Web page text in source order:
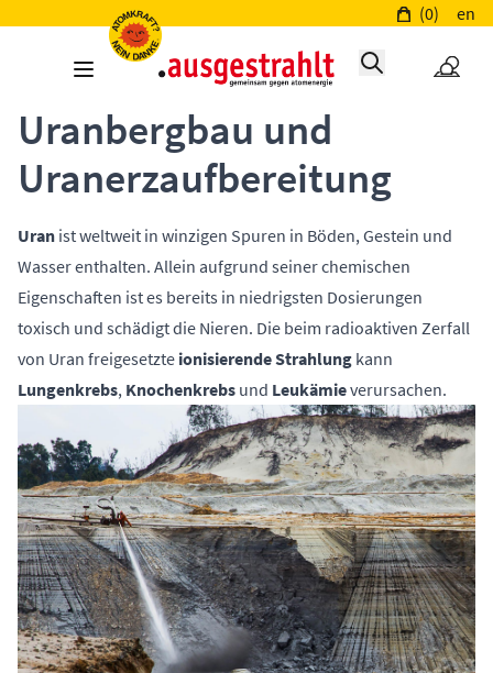
(0) en
Uranbergbau und
Uranerzaufbereitung
Uran ist weltweit in winzigen Spuren in Böden, Gestein und
Wasser enthalten. Allein aufgrund seiner chemischen
Eigenschaften ist es bereits in niedrigsten Dosierungen
toxisch und schädigt die Nieren. Die beim radioaktiven Zerfall
von Uran freigesetzte ionisierende Strahlung kann
Lungenkrebs, Knochenkrebs und Leukämieverursachen.